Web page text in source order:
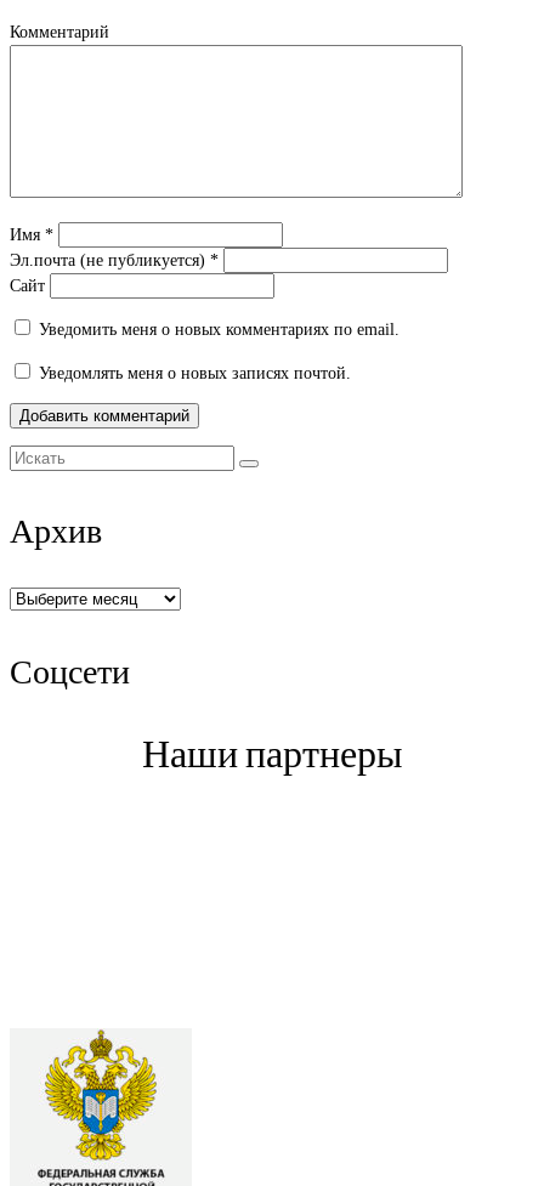
Комментарий
Имя *
Эл.почта (не публикуется) *
Сайт
Уведомить меня о новых комментариях по email.
Уведомлять меня о новых записях почтой.
Искать:
Архив
Архив
Соцсети
Наши партнеры